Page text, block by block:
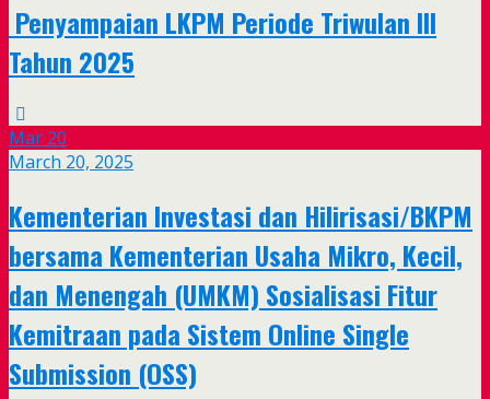
Penyampaian LKPM Periode Triwulan III
Tahun 2025
Mar 20
March 20, 2025
Kementerian Investasi dan Hilirisasi/BKPM
bersama Kementerian Usaha Mikro, Kecil,
dan Menengah (UMKM) Sosialisasi Fitur
Kemitraan pada Sistem Online Single
Submission (OSS)